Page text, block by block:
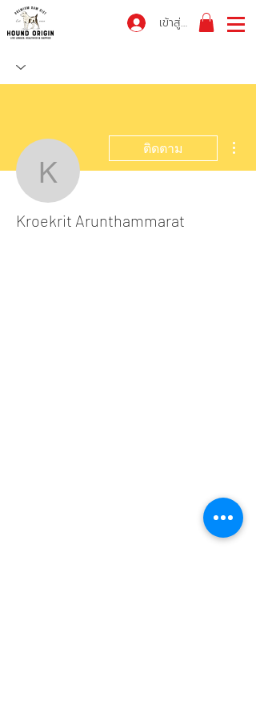
เข้าสู่ระบบ
Kroekrit
ติดตาม
Kroekrit Arunthammarat